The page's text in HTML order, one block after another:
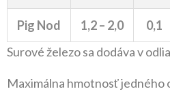
Pig Nod 1,2 – 2,0 0,1
Surové železo sa dodáva v
Maximálna hmotnosť jedného